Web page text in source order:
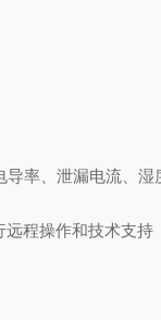
率、泄漏电流、湿
远程操作和技术支持